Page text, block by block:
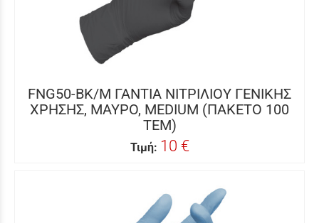
FNG50-BK/M ΓΑΝΤΙΑ ΝΙΤΡΙΛΙΟΥ ΓΕΝΙΚΗΣ
ΧΡΗΣΗΣ, ΜΑΥΡΟ, MEDIUM (ΠΑΚΕΤΟ 100
ΤΕΜ)
Τιμή: 10 €